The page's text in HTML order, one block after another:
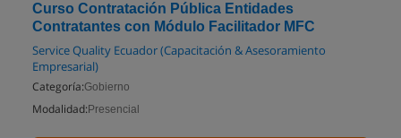
Curso Contratación Pública Entidades
Contratantes con Módulo Facilitador MFC
Service Quality Ecuador (Capacitación & Asesoramiento
Empresarial)
Categoría:Gobierno
Modalidad: Presencial